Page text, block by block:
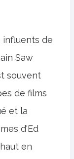
influents de
Saw
souvent
de films
et la
d'Ed
en